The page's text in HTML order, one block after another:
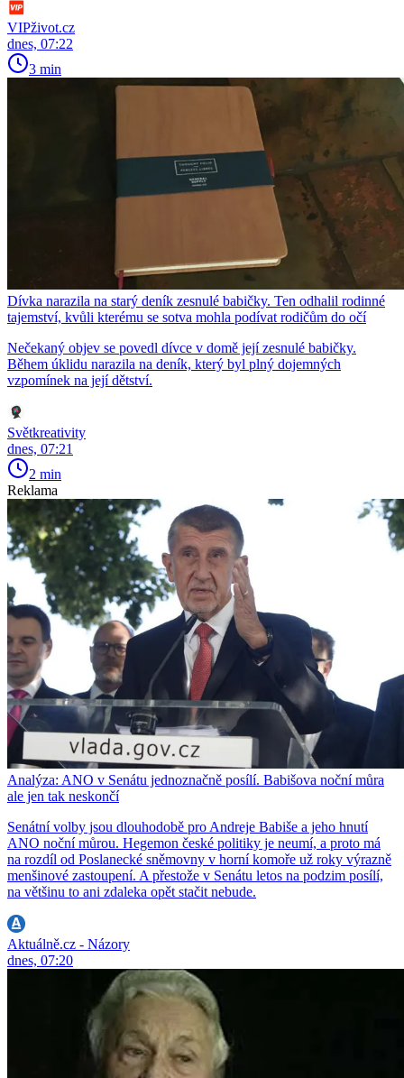
VIPživot.cz
dnes, 07:22
3 min
Dívka narazila na starý deník zesnulé babičky. Ten odhalil rodinné
tajemství, kvůli kterému se sotva mohla podívat rodičům do očí
Nečekaný objev se povedl dívce v domě její zesnulé babičky.
Během úklidu narazila na deník, který byl plný dojemných
vzpomínek na její dětství.
Světkreativity
dnes, 07:21
2 min
Reklama
Analýza: ANO v Senátu jednoznačně posílí. Babišova noční můra
ale jen tak neskončí
Senátní volby jsou dlouhodobě pro Andreje Babiše a jeho hnutí
ANO noční můrou. Hegemon české politiky je neumí, a proto má
na rozdíl od Poslanecké sněmovny v horní komoře už roky výrazně
menšinové zastoupení. A přestože v Senátu letos na podzim posílí,
na většinu to ani zdaleka opět stačit nebude.
Aktuálně.cz - Názory
dnes, 07:20